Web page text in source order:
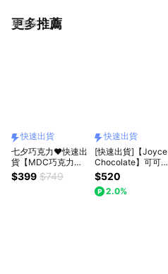
更多推薦
看更多
快速出貨
七夕巧克力❤️快速出
貨【MDC巧克力】
手工薄層黑可可草莓
巧克力 獅子座生日
$399 $749
快速出貨
[快速出貨]【Joyce
Chocolate】可可雙
重奏幸福1+1｜73%
生巧克力(16入)+巴
芮脆片巧克力(100g)
$520
2.0%